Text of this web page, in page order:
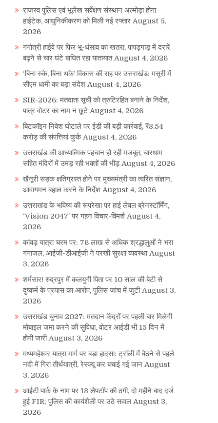
राजस्व पुलिस एवं भूलेख सर्वेक्षण संस्थान अल्मोड़ा होगा
हाईटेक, आधुनिकीकरण को मिली नई रफ्तार August 5,
2026
गंगोत्री हाईवे पर फिर भू-धंसाव का खतरा, पापड़गाड़ में दरारें
बढ़ने से चार घंटे बाधित रहा यातायात August 4, 2026
‘बिना रुके, बिना थके’ विकास की राह पर उत्तराखंड: मसूरी में
सीएम धामी का बड़ा संदेश August 4, 2026
SIR-2026: मतदाता सूची को त्रुटिरहित बनाने के निर्देश,
पात्र वोटर का नाम न छूटे August 4, 2026
बिटकॉइन निवेश घोटाले पर ईडी की बड़ी कार्रवाई, ₹8.54
करोड़ की संपत्तियां कुर्क August 4, 2026
उत्तराखंड की आध्यात्मिक पहचान हो रही मजबूत, चारधाम
सहित मंदिरों में उमड़ रही भक्तों की भीड़ August 4, 2026
खैनूरी सड़क क्षतिग्रस्त होने पर मुख्यमंत्री का त्वरित संज्ञान,
आवागमन बहाल करने के निर्देश August 4, 2026
उत्तराखंड के भविष्य की रूपरेखा पर हाई लेवल ब्रेनस्टॉर्मिंग,
‘Vision 2047’ पर गहन विचार-विमर्श August 4,
2026
कांवड़ यात्रा चरम पर: 76 लाख से अधिक श्रद्धालुओं ने भरा
गंगाजल, आईजी-डीआईजी ने परखी सुरक्षा व्यवस्था August
3, 2026
शर्मसार! रुद्रपुर में कलयुगी पिता पर 10 साल की बेटी से
दुष्कर्म के प्रयास का आरोप, पुलिस जांच में जुटी August 3,
2026
उत्तराखंड चुनाव 2027: मतदान केंद्रों पर पहली बार मिलेगी
मोबाइल जमा करने की सुविधा, वोटर आईडी भी 15 दिन में
होगी जारी August 3, 2026
मध्यमहेश्वर यात्रा मार्ग पर बड़ा हादसा: ट्रॉली में बैठने से पहले
नदी में गिरा तीर्थयात्री, रेस्क्यू कर बचाई गई जान August
3, 2026
आईटी पार्क के नाम पर 18 लैपटॉप की ठगी, दो महीने बाद दर्ज
हुई FIR; पुलिस की कार्यशैली पर उठे सवाल August 3,
2026